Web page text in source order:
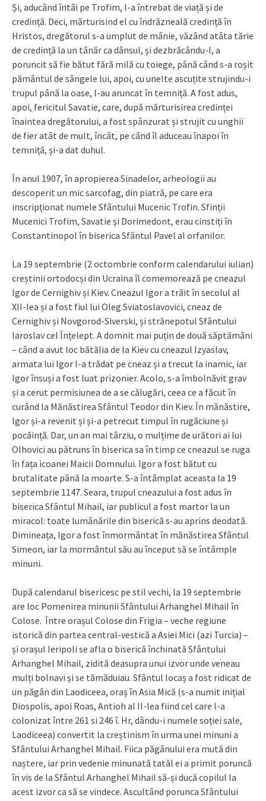
Și, aducând întâi pe Trofim, l-a întrebat de viață și de
credință. Deci, mărturisind el cu îndrăzneală credință în
Hristos, dregătorul s-a umplut de mânie, văzând atâta tărie
de credință la un tânăr ca dânsul, și dezbrăcându-l, a
poruncit să fie bătut fără milă cu toiege, până când s-a roșit
pământul de sângele lui, apoi, cu unelte ascuțite strujindu-i
trupul până la oase, l-au aruncat în temniță. A fost adus,
apoi, fericitul Savatie, care, după mărturisirea credinței
înaintea dregătorului, a fost spânzurat și strujit cu unghii
de fier atât de mult, încât, pe când îl aduceau înapoi în
temniță, și-a dat duhul.
În anul 1907, în apropierea Sinadelor, arheologii au
descoperit un mic sarcofag, din piatră, pe care era
inscripționat numele Sfântului Mucenic Trofin. Sfinții
Mucenici Trofim, Savatie și Dorimedont, erau cinstiți în
Constantinopol în biserica Sfântul Pavel al orfanilor.
La 19 septembrie (2 octombrie conform calendarului iulian)
creștinii ortodocși din Ucraina îl comemorează pe cneazul
Igor de Cernighiv și Kiev. Cneazul Igor a trăit în secolul al
XII-lea și a fost fiul lui Oleg Sviatoslavovici, cneaz de
Cernighiv și Novgorod-Siverski, și strănepotul Sfântului
Iaroslav cel Înțelept. A domnit mai puțin de două săptămâni
– când a avut loc bătălia de la Kiev cu cneazul Izyaslav,
armata lui Igor l-a trădat pe cneaz și a trecut la inamic, iar
Igor însuși a fost luat prizonier. Acolo, s-a îmbolnăvit grav
și a cerut permisiunea de a se călugări, ceea ce a făcut în
curând la Mănăstirea Sfântul Teodor din Kiev. În mănăstire,
Igor și-a revenit și și-a petrecut timpul în rugăciune și
pocăință. Dar, un an mai târziu, o mulțime de urători ai lui
Olhovici au pătruns în biserica sa în timp ce cneazul se ruga
în fața icoanei Maicii Domnului. Igor a fost bătut cu
brutalitate până la moarte. S-a întâmplat aceasta la 19
septembrie 1147. Seara, trupul cneazului a fost adus în
biserica Sfântul Mihail, iar publicul a fost martor la un
miracol: toate lumânările din biserică s-au aprins deodată.
Dimineața, Igor a fost înmormântat în mănăstirea Sfântul
Simeon, iar la mormântul său au început să se întâmple
minuni.
După calendarul bisericesc pe stil vechi, la 19 septembrie
are loc Pomenirea minunii Sfântului Arhanghel Mihail în
Colose. Între orașul Colose din Frigia – veche regiune
istorică din partea central-vestică a Asiei Mici (azi Turcia) –
și orașul Ieripoli se afla o biserică închinată Sfântului
Arhanghel Mihail, zidită deasupra unui izvor unde veneau
mulți bolnavi și se tămăduiau. Sfântul locaș a fost ridicat de
un păgân din Laodiceea, oraș în Asia Mică (s-a numit inițial
Diospolis, apoi Roas, Antioh al II-lea fiind cel care l-a
colonizat între 261 si 246 î. Hr, dându-i numele soției sale,
Laodiceea) convertit la creștinism în urma unei minuni a
Sfântului Arhanghel Mihail. Fiica păgânului era mută din
naștere, iar prin vedenie minunată tatăl ei a primit poruncă
în vis de la Sfântul Arhanghel Mihail să-și ducă copilul la
acest izvor ca să se vindece. Ascultând porunca Sfântului